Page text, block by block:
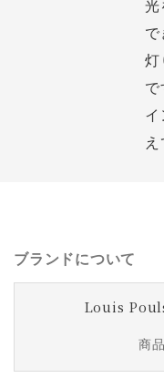
光
で
灯
で
イ
え
ブランドについて
Louis
商